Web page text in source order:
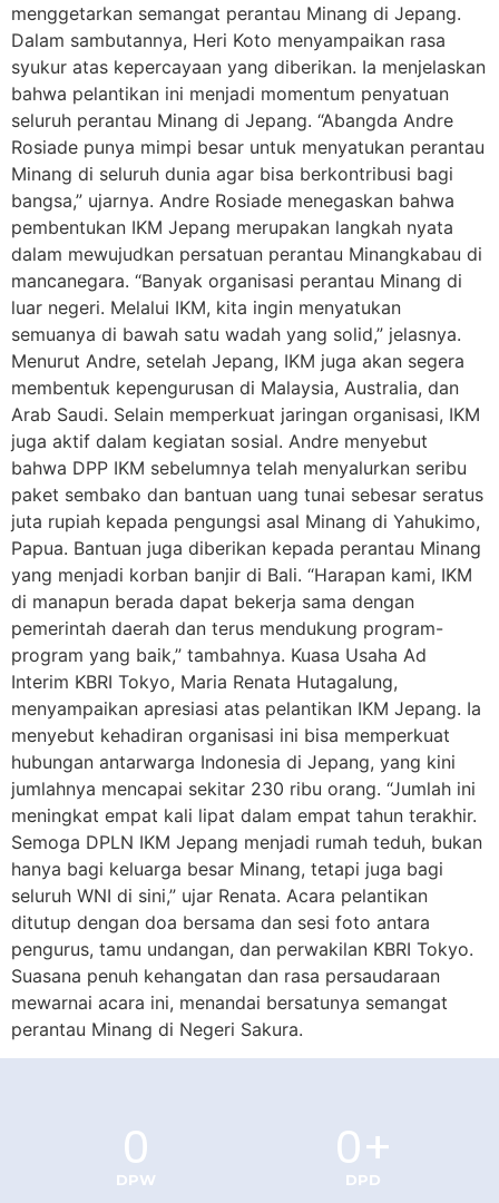
menggetarkan semangat perantau Minang di Jepang.
Dalam sambutannya, Heri Koto menyampaikan rasa
syukur atas kepercayaan yang diberikan. Ia menjelaskan
bahwa pelantikan ini menjadi momentum penyatuan
seluruh perantau Minang di Jepang. “Abangda Andre
Rosiade punya mimpi besar untuk menyatukan perantau
Minang di seluruh dunia agar bisa berkontribusi bagi
bangsa,” ujarnya. Andre Rosiade menegaskan bahwa
pembentukan IKM Jepang merupakan langkah nyata
dalam mewujudkan persatuan perantau Minangkabau di
mancanegara. “Banyak organisasi perantau Minang di
luar negeri. Melalui IKM, kita ingin menyatukan
semuanya di bawah satu wadah yang solid,” jelasnya.
Menurut Andre, setelah Jepang, IKM juga akan segera
membentuk kepengurusan di Malaysia, Australia, dan
Arab Saudi. Selain memperkuat jaringan organisasi, IKM
juga aktif dalam kegiatan sosial. Andre menyebut
bahwa DPP IKM sebelumnya telah menyalurkan seribu
paket sembako dan bantuan uang tunai sebesar seratus
juta rupiah kepada pengungsi asal Minang di Yahukimo,
Papua. Bantuan juga diberikan kepada perantau Minang
yang menjadi korban banjir di Bali. “Harapan kami, IKM
di manapun berada dapat bekerja sama dengan
pemerintah daerah dan terus mendukung program-
program yang baik,” tambahnya. Kuasa Usaha Ad
Interim KBRI Tokyo, Maria Renata Hutagalung,
menyampaikan apresiasi atas pelantikan IKM Jepang. Ia
menyebut kehadiran organisasi ini bisa memperkuat
hubungan antarwarga Indonesia di Jepang, yang kini
jumlahnya mencapai sekitar 230 ribu orang. “Jumlah ini
meningkat empat kali lipat dalam empat tahun terakhir.
Semoga DPLN IKM Jepang menjadi rumah teduh, bukan
hanya bagi keluarga besar Minang, tetapi juga bagi
seluruh WNI di sini,” ujar Renata. Acara pelantikan
ditutup dengan doa bersama dan sesi foto antara
pengurus, tamu undangan, dan perwakilan KBRI Tokyo.
Suasana penuh kehangatan dan rasa persaudaraan
mewarnai acara ini, menandai bersatunya semangat
perantau Minang di Negeri Sakura.
DPW
0
DPD
0+